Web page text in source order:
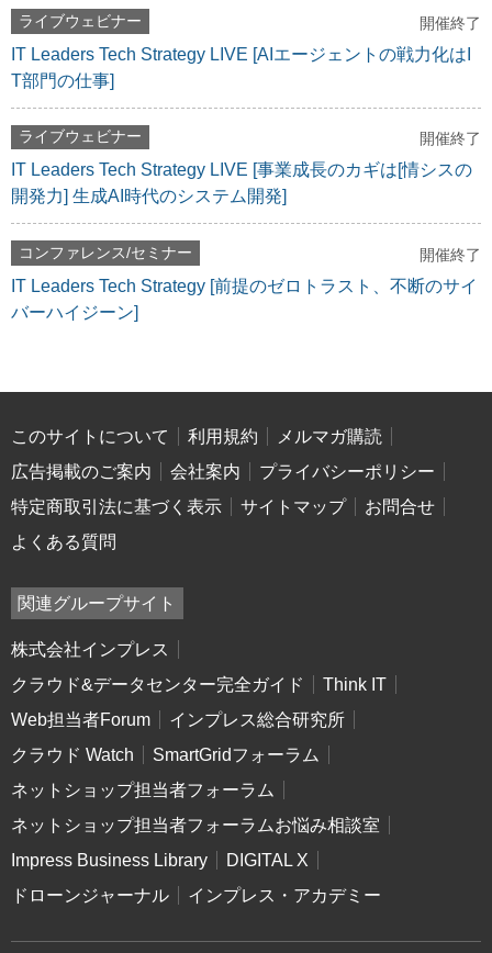
ライブウェビナー 開催終了
IT Leaders Tech Strategy LIVE [AIエージェントの戦力化はI
T部門の仕事]
ライブウェビナー 開催終了
IT Leaders Tech Strategy LIVE [事業成長のカギは[情シスの
開発力] 生成AI時代のシステム開発]
コンファレンス/セミナー 開催終了
IT Leaders Tech Strategy [前提のゼロトラスト、不断のサイ
バーハイジーン]
このサイトについて 利用規約
メルマガ購読
広告掲載のご案内
会社案内
プライバシーポリシー
特定商取引法に基づく表示
サイトマップ
お問合せ
よくある質問
関連グループサイト
株式会社インプレス
クラウド&データセンター完全ガイド
Think IT
Web担当者Forum
インプレス総合研究所
クラウド Watch
SmartGridフォーラム
ネットショップ担当者フォーラム
ネットショップ担当者フォーラムお悩み相談室
Impress Business Library
DIGITAL X
ドローンジャーナル
インプレス・アカデミー